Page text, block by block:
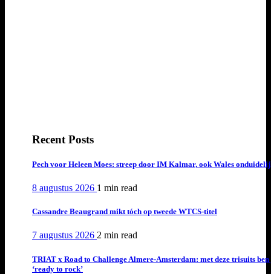
Recent Posts
Pech voor Heleen Moes: streep door IM Kalmar, ook Wales
8 augustus 2026 1 min read
Cassandre Beaugrand mikt tóch op tweede WTCS-titel
7 augustus 2026 2 min read
TRIAT x Road to Challenge Almere-Amsterdam: met deze trisuits ben
‘ready to rock’